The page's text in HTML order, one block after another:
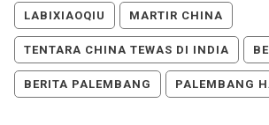
LABIXIAOQIU MARTIR CHINA
TENTARA CHINA TEWAS DI INDIA
BERITA PALEMBANG PALEMBANG